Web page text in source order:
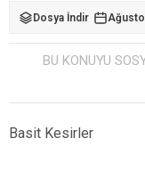
Dosya İndir
BU KONUYU
Basit Kesirler